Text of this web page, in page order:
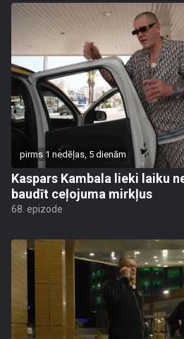
pirms 1 nedēļas, 5 dienām
Kaspars Kambala lieki laiku
baudīt ceļojuma mirkļus
68. epizode